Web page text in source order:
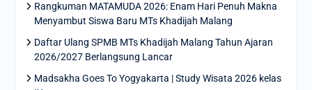
Rangkuman MATAMUDA 2026: Enam Hari Penuh Makna
Menyambut Siswa Baru MTs Khadijah Malang
Daftar Ulang SPMB MTs Khadijah Malang Tahun Ajaran
2026/2027 Berlangsung Lancar
Madsakha Goes To Yogyakarta | Study Wisata 2026 kelas